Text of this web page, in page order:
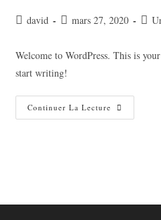
david mars 27, 2020
Welcome to WordPress. This is
start writing!
Continuer La Lecture